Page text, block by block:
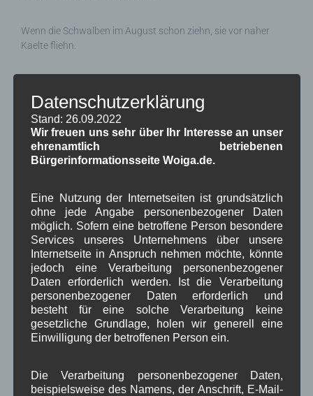
Wenn die Schwalben im August schon ziehn, sie vor naher
Kaelte fliehn.
WBEbeiÜber uns
Josef Otler, Verein fürr Geschichte Über uns
Beitragsarchiv
August 2026(2)
Juli 2026(9)
Juni 2026
(4)
Mai 2026(11)
April 2026(8)
März 2026(9)
Februar 2026(6)
Dezember 2025(14)
November 2025(5)
Datenschutzerklärung
Stand: 26.09.2022
Wir freuen uns sehr über Ihr Interesse an unser
ehrenamtlich betriebenen
Bürgerinformationsseite Woiga.de.
Eine Nutzung der Internetseiten ist grundsätzlich
ohne jede Angabe personenbezogener Daten
möglich. Sofern eine betroffene Person besondere
Services unseres Unternehmens über unsere
Internetseite in Anspruch nehmen möchte, könnte
jedoch eine Verarbeitung personenbezogener
Daten erforderlich werden. Ist die Verarbeitung
personenbezogener Daten erforderlich und
besteht für eine solche Verarbeitung keine
gesetzliche Grundlage, holen wir generell eine
Einwilligung der betroffenen Person ein.
Die Verarbeitung personenbezogener Daten,
beispielsweise des Namens, der Anschrift, E-Mail-